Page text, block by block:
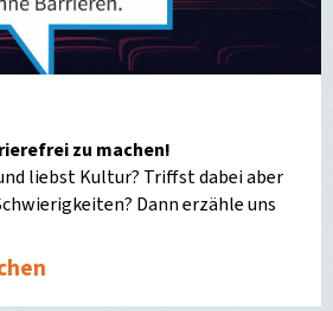
zu machen!
liebst Kultur? Triffst dabei aber
Dann erzähle uns